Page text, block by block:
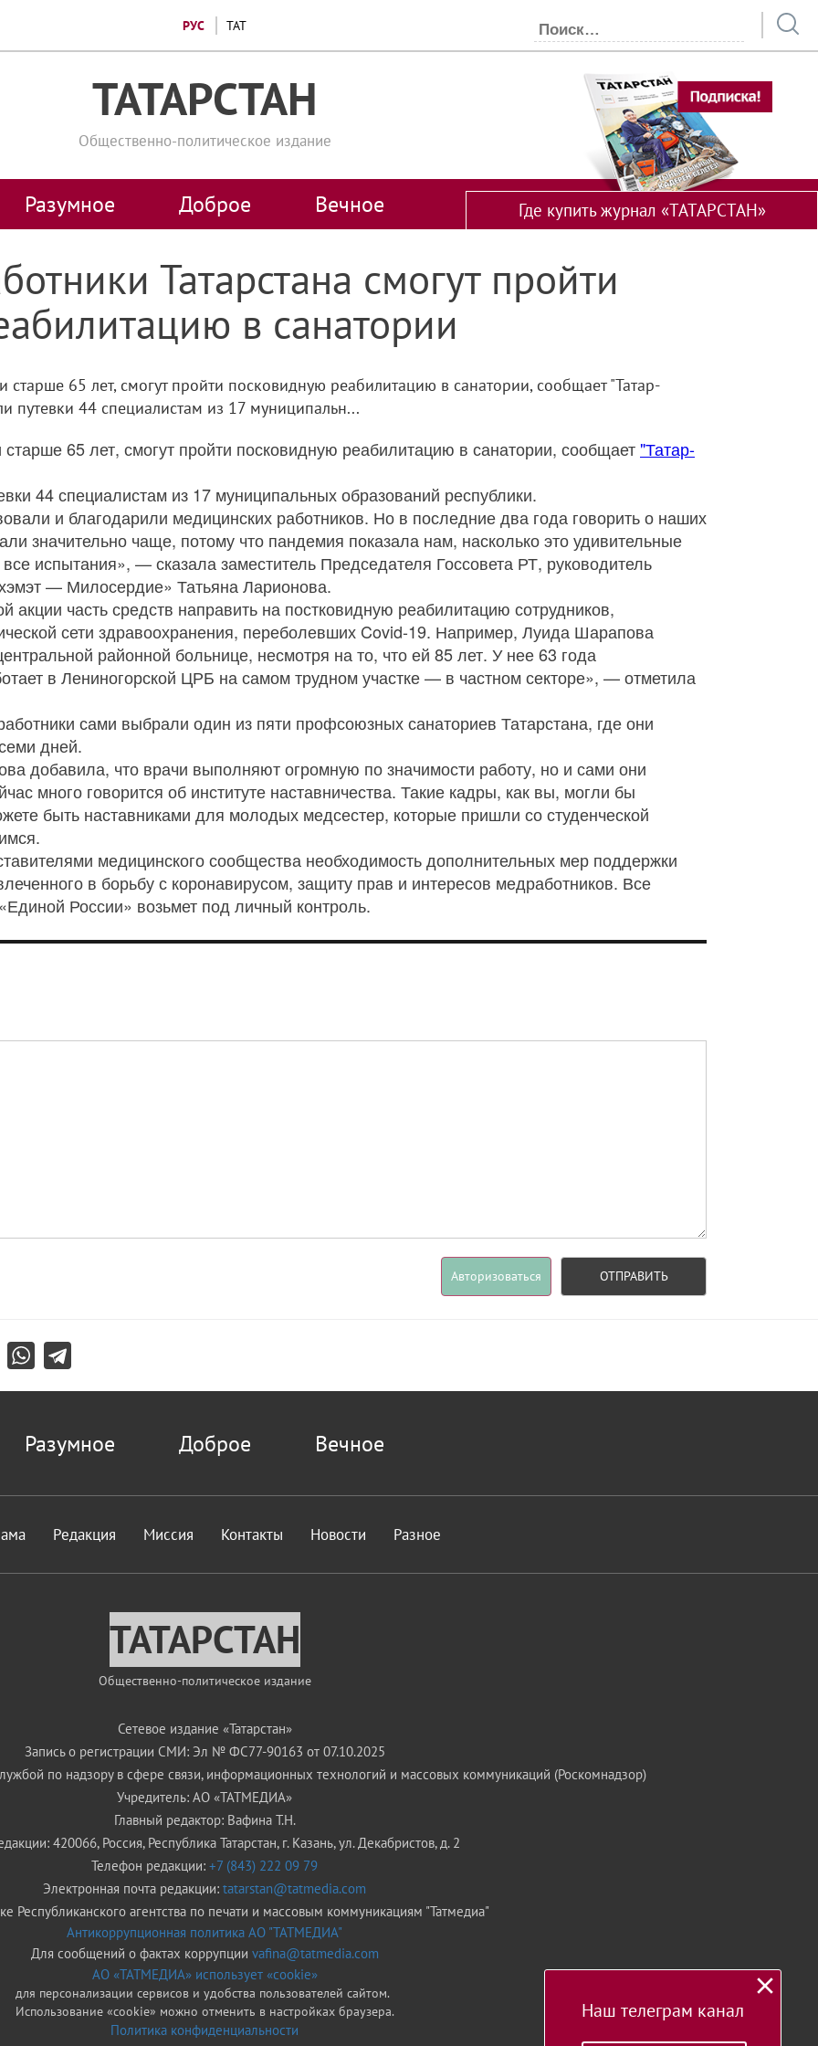
РУС ТАТ
ТАТАРСТАН
Общественно-политическое издание
Разумное Доброе Вечное Где купить журнал «ТАТАРСТАН»
Татарстана смогут пройти
в санатории
старше 65 лет, смогут пройти посковидную реабилитацию в санатории, сообщает "Татар-
путевки 44 специалистам из 17 муниципальн...
старше 65 лет, смогут пройти посковидную реабилитацию в санатории, сообщает "Татар-
44 специалистам из 17 муниципальных образований республики.
и благодарили медицинских работников. Но в последние два года говорить о наших
значительно чаще, потому что пандемия показала нам, насколько это удивительные
испытания», — сказала заместитель Председателя Госсовета РТ, руководитель
— Милосердие» Татьяна Ларионова.
акции часть средств направить на постковидную реабилитацию сотрудников,
сети здравоохранения, переболевших Covid-19. Например, Луида Шарапова
районной больнице, несмотря на то, что ей 85 лет. У нее 63 года
в Лениногорской ЦРБ на самом трудном участке — в частном секторе», — отметила
сами выбрали один из пяти профсоюзных санаториев Татарстана, где они
дней.
добавила, что врачи выполняют огромную по значимости работу, но и сами они
много говорится об институте наставничества. Такие кадры, как вы, могли бы
быть наставниками для молодых медсестер, которые пришли со студенческой
медицинского сообщества необходимость дополнительных мер поддержки
в борьбу с коронавирусом, защиту прав и интересов медработников. Все
России» возьмет под личный контроль.
Авторизоваться ОТПРАВИТЬ
Разумное Доброе Вечное
Редакция Миссия Контакты Новости Разное
ТАТАРСТАН
Общественно-политическое издание
Сетевое издание «Татарстан»
Запись о регистрации СМИ: Эл № ФС77-90163 от 07.10.2025
по надзору в сфере связи, информационных технологий и массовых коммуникаций (Роскомнадзор)
Учредитель: АО «ТАТМЕДИА»
Главный редактор: Вафина Т.Н.
420066, Россия, Республика Татарстан, г. Казань, ул. Декабристов, д. 2
Телефон редакции: +7 (843) 222 09 79
Электронная почта редакции: tatarstan@tatmedia.com
Республиканского агентства по печати и массовым коммуникациям "Татмедиа"
Антикоррупционная политика АО "ТАТМЕДИА"
Для сообщений о фактах коррупции vafina@tatmedia.com
АО «ТАТМЕДИА» использует «cookie»
для персонализации сервисов и удобства пользователей сайтом.
Использование «cookie» можно отменить в настройках браузера.
Политика конфиденциальности
Наш телеграм канал